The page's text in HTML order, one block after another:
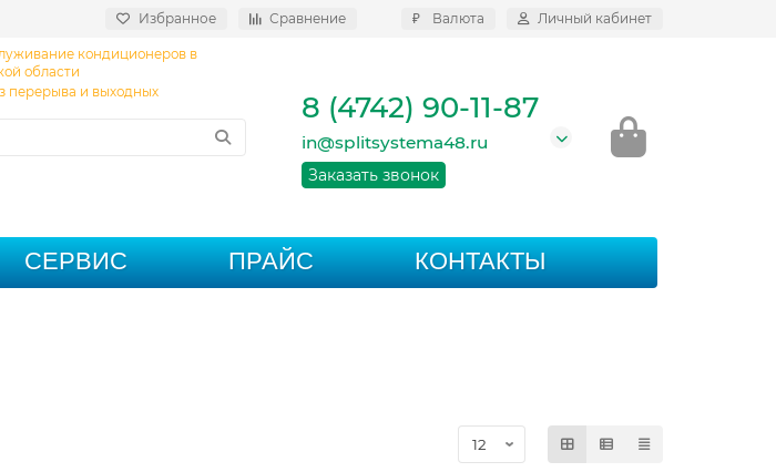
Избранное Сравнение ₽ Валюта Личный кабинет
кондиционеров в
области
перерыва и выходных
8 (4742) 90-11-87
in@splitsystema48.ru
Заказать звонок
СЕРВИС ПРАЙС КОНТАКТЫ